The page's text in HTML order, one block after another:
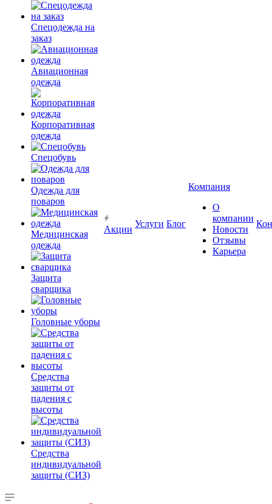
Спецодежда на
заказ
Авиационная
одежда
Корпоративная
одежда
Спецобувь
Одежда для
поваров
Медицинская
одежда
Защита
сварщика
Головные уборы
Средства
защиты от
падения с
высоты
Средства
индивидуальной
защиты (СИЗ)
Акции
Услуги Блог
Компания
О
компании
Новости
Отзывы
Карьера